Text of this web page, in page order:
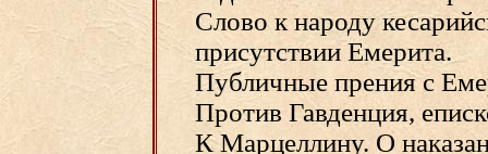
Слово к народу
присутствии Емерита.
Публичные прения с
Против Гавденция,
К Марцеллину. О